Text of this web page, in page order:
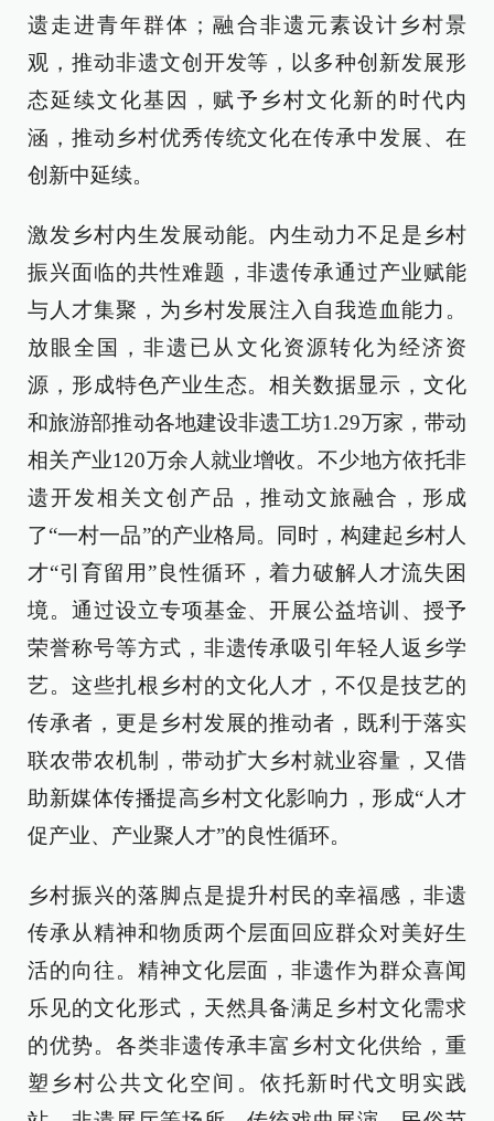
遗走进青年群体；融合非遗元素设计乡村景
观，推动非遗文创开发等，以多种创新发展形
态延续文化基因，赋予乡村文化新的时代内
涵，推动乡村优秀传统文化在传承中发展、在
创新中延续。
激发乡村内生发展动能。内生动力不足是乡村
振兴面临的共性难题，非遗传承通过产业赋能
与人才集聚，为乡村发展注入自我造血能力。
放眼全国，非遗已从文化资源转化为经济资
源，形成特色产业生态。相关数据显示，文化
和旅游部推动各地建设非遗工坊1.29万家，带动
相关产业120万余人就业增收。不少地方依托非
遗开发相关文创产品，推动文旅融合，形成
了“一村一品”的产业格局。同时，构建起乡村人
才“引育留用”良性循环，着力破解人才流失困
境。通过设立专项基金、开展公益培训、授予
荣誉称号等方式，非遗传承吸引年轻人返乡学
艺。这些扎根乡村的文化人才，不仅是技艺的
传承者，更是乡村发展的推动者，既利于落实
联农带农机制，带动扩大乡村就业容量，又借
助新媒体传播提高乡村文化影响力，形成“人才
促产业、产业聚人才”的良性循环。
乡村振兴的落脚点是提升村民的幸福感，非遗
传承从精神和物质两个层面回应群众对美好生
活的向往。精神文化层面，非遗作为群众喜闻
乐见的文化形式，天然具备满足乡村文化需求
的优势。各类非遗传承丰富乡村文化供给，重
塑乡村公共文化空间。依托新时代文明实践